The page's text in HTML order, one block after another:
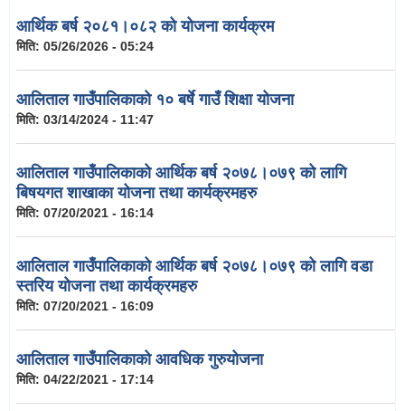
आर्थिक बर्ष २०८१।०८२ को योजना कार्यक्रम
मिति: 05/26/2026 - 05:24
आलिताल गाउँपालिकाको १० बर्षे गाउँ शिक्षा योजना
मिति: 03/14/2024 - 11:47
आलिताल गाउँपालिकाको आर्थिक बर्ष २०७८।०७९ को लागि
बिषयगत शाखाका योजना तथा कार्यक्रमहरु
मिति: 07/20/2021 - 16:14
आलिताल गाउँपालिकाको आर्थिक बर्ष २०७८।०७९ को लागि वडा
स्तरिय योजना तथा कार्यक्रमहरु
मिति: 07/20/2021 - 16:09
आलिताल गाउँपालिकाको आवधिक गुरुयोजना
मिति: 04/22/2021 - 17:14